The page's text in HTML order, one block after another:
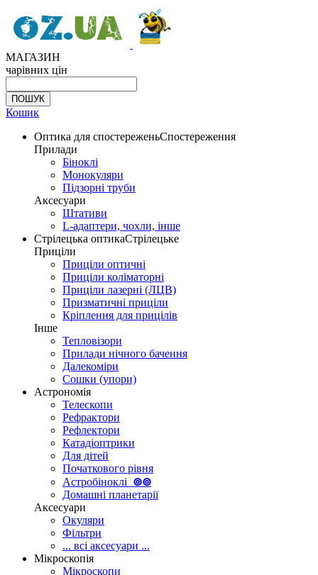
МАГАЗИН
чарівних цін
Кошик
Оптика для спостереженьСпостереження
Прилади
Біноклі
Монокуляри
Підзорні труби
Аксесуари
Штативи
L-адаптери, чохли, інше
Стрілецька оптикаСтрілецьке
Приціли
Приціли оптичні
Приціли коліматорні
Приціли лазерні (ЛЦВ)
Призматичні приціли
Кріплення для прицілів
Інше
Тепловізори
Прилади нічного бачення
Далекоміри
Сошки (упори)
Астрономія
Телескопи
Рефрактори
Рефлектори
Катадіоптрики
Для дітей
Початкового рівня
Астробіноклі ⊚⊚
Домашні планетарії
Аксесуари
Окуляри
Фільтри
... всі аксесуари ...
Мікроскопія
Мікроскопи